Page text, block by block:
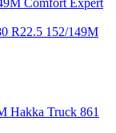
R22.5 152/149M